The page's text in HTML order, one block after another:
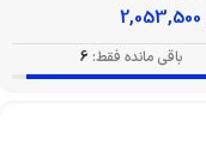
باقی مانده فقط: 6